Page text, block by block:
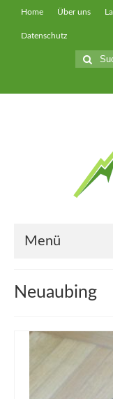
Home Über uns
Datenschutz
Suche
nach:
Menü
muveAWAY
Neuaubing